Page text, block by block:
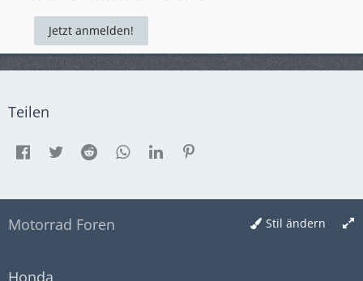
Jetzt anmelden!
Teilen
Stil ändern
Motorrad Foren
Honda